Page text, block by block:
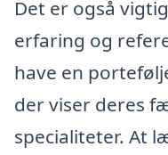
Det er også
erfaring og
have en
der viser deres
specialiteter. At